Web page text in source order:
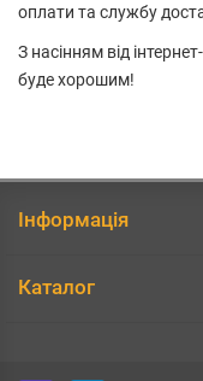
оплати та службу
З насінням від
буде хорошим!
Інформація
Каталог